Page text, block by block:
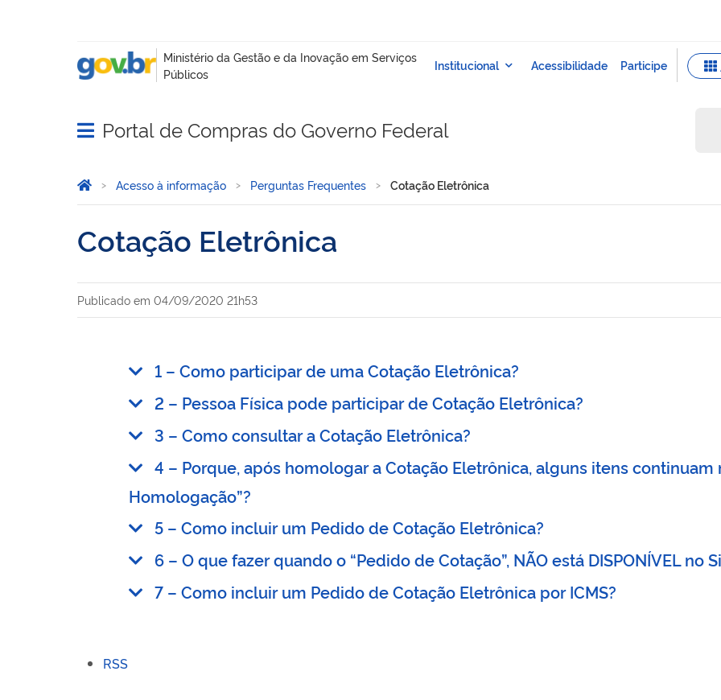
Abrir menu principal de navegação
Portal de Compras do Governo Federal
Você está aqui:
Página Inicial
Acesso à informação Perguntas Frequentes Cotação Eletrônica
Cotação Eletrônica
Publicado em 04/09/2020 21h53
1 – Como participar de uma Cotação Eletrônica?
2 – Pessoa Física pode participar de Cotação Eletrônica?
3 – Como consultar a Cotação Eletrônica?
4 – Porque, após homologar a Cotação Eletrônica, alguns itens continuam
Homologação”?
5 – Como incluir um Pedido de Cotação Eletrônica?
6 – O que fazer quando o “Pedido de Cotação”, NÃO está DISPONÍVEL no
7 – Como incluir um Pedido de Cotação Eletrônica por ICMS?
do
RSS